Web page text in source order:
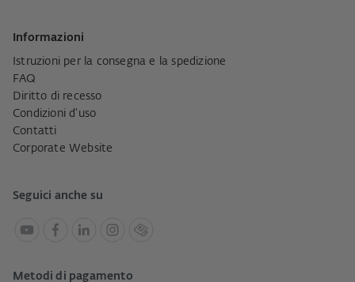
Informazioni
Istruzioni per la consegna e la spedizione
FAQ
Diritto di recesso
Condizioni d'uso
Contatti
Corporate Website
Seguici anche su
Metodi di pagamento